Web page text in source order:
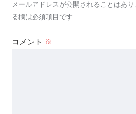
メールアドレスが公開されることはあり
る欄は必須項目です
コメント ※